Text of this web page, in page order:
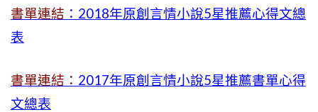
書單連結 ：2018年原創言情小說5星推薦心得文總
表
書單連結： 2017年原創言情小說5星推薦書單心得
文總表